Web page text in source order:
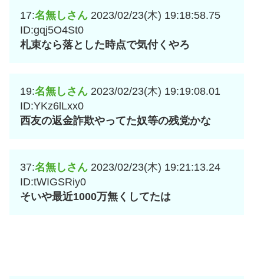
17:名無しさん 2023/02/23(木) 19:18:58.75
ID:gqj5O4St0
札束なら落とした時点で気付くやろ
19:名無しさん 2023/02/23(木) 19:19:08.01
ID:YKz6lLxx0
西友の返金詐欺やってた奴等の残党かな
37:名無しさん 2023/02/23(木) 19:21:13.24
ID:tWIGSRiy0
そいや最近1000万無くしてたは